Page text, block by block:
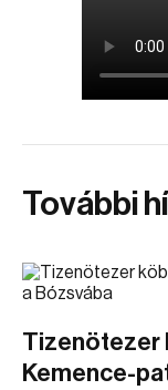
További
Tizenötezer
Kemence-